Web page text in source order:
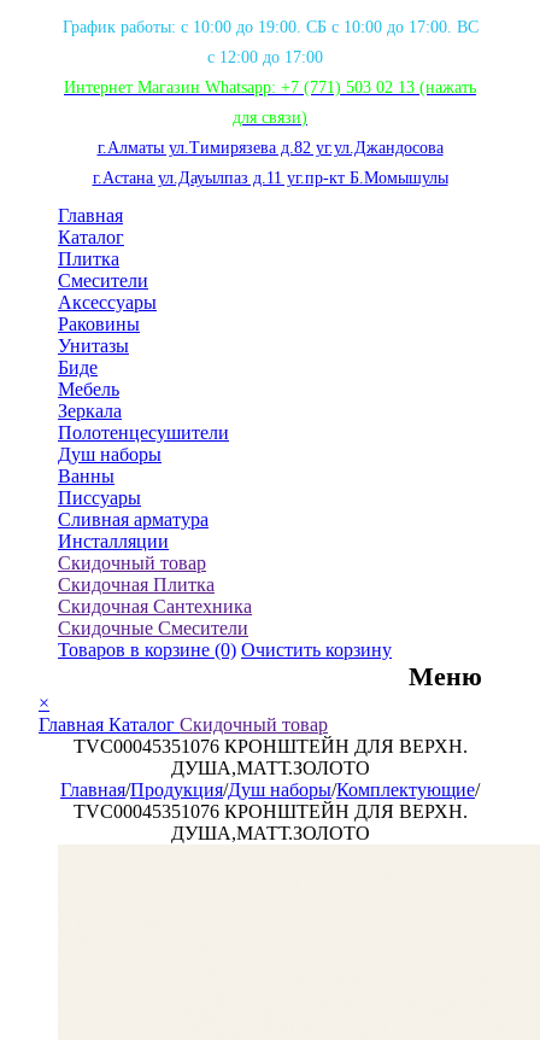
График работы: с 10:00 до 19:00. СБ с 10:00 до 17:00. ВС
с 12:00 до 17:00
Интернет Магазин Whatsapp: +7 (771) 503 02 13 (нажать
для связи)
г.Алматы ул.Тимирязева д.82 уг.ул.Джандосова
г.Астана ул.Дауылпаз д.11 уг.пр-кт Б.Момышулы
Главная
Каталог
Плитка
Смесители
Аксессуары
Раковины
Унитазы
Биде
Мебель
Зеркала
Полотенцесушители
Душ наборы
Ванны
Писсуары
Сливная арматура
Инсталляции
Скидочный товар
Скидочная Плитка
Скидочная Сантехника
Скидочные Смесители
Товаров в корзине (0) Очистить корзину
Меню
×
Главная Каталог Скидочный товар
TVC00045351076 КРОНШТЕЙН ДЛЯ ВЕРХН.
ДУША,МАТТ.ЗОЛОТО
Главная/Продукция/Душ наборы/Комплектующие/
TVC00045351076 КРОНШТЕЙН ДЛЯ ВЕРХН.
ДУША,МАТТ.ЗОЛОТО